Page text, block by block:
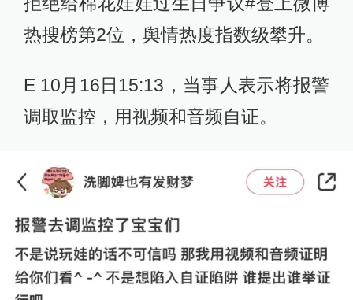
热搜榜第2位，舆情热度指数级攀升。
E 10月16日15:13，当事人表示将报警
调取监控，用视频和音频自证。